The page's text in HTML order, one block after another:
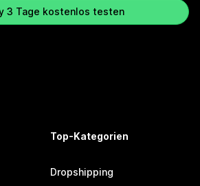
3 Tage kostenlos testen
Top-Kategorien
Dropshipping